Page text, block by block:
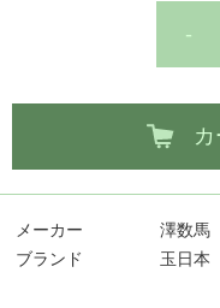
-
メーカー
澤数馬
ブランド
玉日本